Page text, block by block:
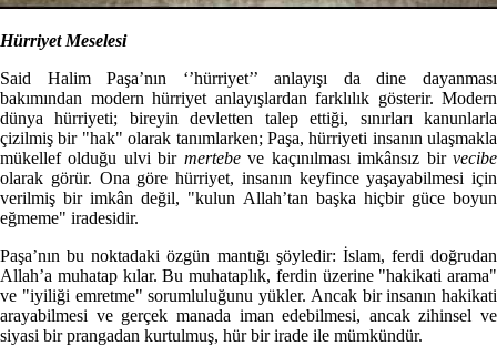
Hürriyet Meselesi
Said Halim Paşa’nın ‘’hürriyet’’ anlayışı da dine dayanması
bakımından modern hürriyet anlayışlardan farklılık gösterir. Modern
dünya hürriyeti; bireyin devletten talep ettiği, sınırları kanunlarla
çizilmiş bir "hak" olarak tanımlarken; Paşa, hürriyeti insanın ulaşmakla
mükellef olduğu ulvi bir mertebeve kaçınılması imkânsız birvecibe
olarak görür. Ona göre hürriyet, insanın keyfince yaşayabilmesi için
verilmiş bir imkân değil, "kulun Allah’tan başka hiçbir güce boyun
eğmeme" iradesidir.
Paşa’nın bu noktadaki özgün mantığı şöyledir: İslam, ferdi doğrudan
Allah’a muhatap kılar. Bu muhataplık, ferdin üzerine "hakikati arama"
ve "iyiliği emretme" sorumluluğunu yükler. Ancak bir insanın hakikati
arayabilmesi ve gerçek manada iman edebilmesi, ancak zihinsel ve
siyasi bir prangadan kurtulmuş, hür bir irade ile mümkündür.